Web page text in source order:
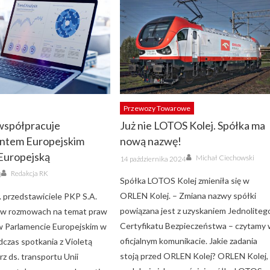
Europejskim
Author
Redakcja RK
przedstawiciele PKP S.A.
w rozmowach na temat praw
Parlamencie Europejskim w
spotkania z Violetą
ds. transportu Unii
Przewozy Towarowe
Już nie LOTOS Kolej. Spółka ma
nową nazwę!
Posted
on
14 października 2024 Author
Michał Ciechowski
Spółka LOTOS Kolej zmieniła się w
ORLEN Kolej. – Zmiana nazwy spółki
powiązana jest z uzyskaniem
Certyfikatu Bezpieczeństwa – czytamy
oficjalnym komunikacie. Jakie zadania
stoją przed ORLEN Kolej? ORLEN Kolej,